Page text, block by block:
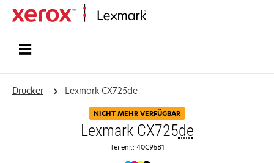
Drucker Lexmark CX725de
NICHT MEHR VERFÜGBAR
Lexmark CX725de
Teilenr.: 40C9581